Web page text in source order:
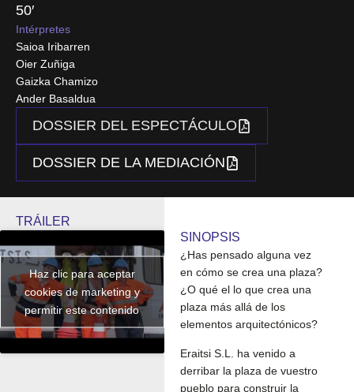
50′
Intérpretes
Saioa Iribarren
Oier Zuñiga
Gaizka Chamizo
Ander Basaldua
DOSSIER DEL ESPECTÁCULO
DOSSIER DE LA MEDIACIÓN
TRÁILER
Haz clic para aceptar
cookies de marketing y
permitir este contenido
SINOPSIS
¿Has pensado alguna vez
en cómo se crea una plaza?
¿O qué el lo que crea una
plaza más allá de los
elementos arquitectónicos?
Eraitsi S.L. ha venido a
derribar la plaza de vuestro
pueblo para construir la